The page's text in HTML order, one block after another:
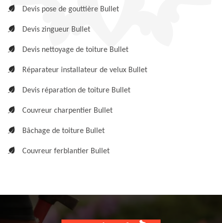
Devis pose de gouttière Bullet
Devis zingueur Bullet
Devis nettoyage de toiture Bullet
Réparateur installateur de velux Bullet
Devis réparation de toiture Bullet
Couvreur charpentier Bullet
Bâchage de toiture Bullet
Couvreur ferblantier Bullet